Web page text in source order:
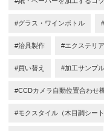
#グラス・ワインボトル
#治具製作 #エクステリア
#買い替え #加工サンプ
#CCDカメラ自動位置合わせ
#モクスタイル（木目調シート